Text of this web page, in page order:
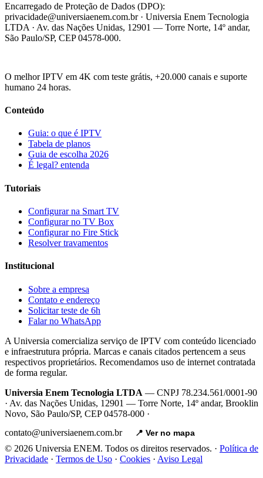
Encarregado de Proteção de Dados (DPO):
privacidade@universiaenem.com.br · Universia Enem Tecnologia
LTDA · Av. das Nações Unidas, 12901 — Torre Norte, 14º andar,
São Paulo/SP, CEP 04578-000.
O melhor IPTV em 4K com teste grátis, +20.000 canais e suporte
humano 24 horas.
Conteúdo
Guia: o que é IPTV
Tabela de planos
Guia de escolha 2026
É legal? entenda
Tutoriais
Configurar na Smart TV
Configurar no TV Box
Configurar no Fire Stick
Resolver travamentos
Institucional
Sobre a empresa
Contato e endereço
Solicitar teste de 6h
Falar no WhatsApp
A Universia comercializa serviço de IPTV com conteúdo licenciado
e infraestrutura própria. Marcas e canais citados pertencem a seus
respectivos proprietários. Recomendamos uso de internet contratada
de forma regular.
Universia Enem Tecnologia LTDA — CNPJ 78.234.561/0001-90
· Av. das Nações Unidas, 12901 — Torre Norte, 14º andar, Brooklin
Novo, São Paulo/SP, CEP 04578-000 ·
contato@universiaenem.com.br
📍 Ver no mapa
© 2026 Universia ENEM. Todos os direitos reservados. · Política de
Privacidade · Termos de Uso · Cookies · Aviso Legal